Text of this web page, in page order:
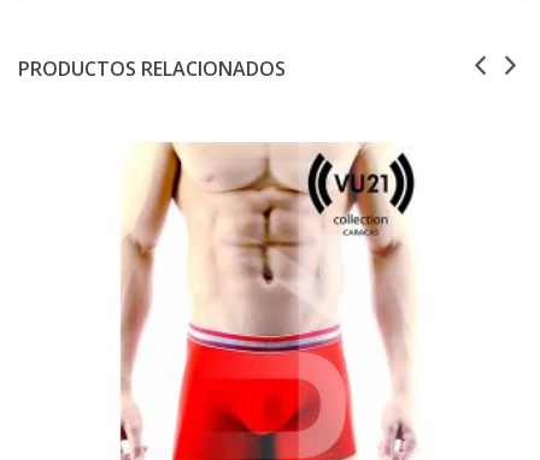
PRODUCTOS RELACIONADOS